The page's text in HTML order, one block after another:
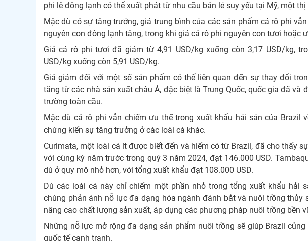
phi lê đông lạnh có thể xuất phát từ nhu cầu bán lẻ suy yếu tại Mỹ, một
Mặc dù có sự tăng trưởng, giá trung bình của các sản phẩm cá rô phi
nguyên con đông lạnh tăng, trong khi giá cá rô phi nguyên con tươi hoặc
Giá cá rô phi tươi đã giảm từ 4,91 USD/kg xuống còn 3,17 USD/kg,
USD/kg xuống còn 5,91 USD/kg.
Giá giảm đối với một số sản phẩm có thể liên quan đến sự thay đổi
tăng từ các nhà sản xuất châu Á, đặc biệt là Trung Quốc, quốc gia đã và
trường toàn cầu.
Mặc dù cá rô phi vẫn chiếm ưu thế trong xuất khẩu hải sản của Brazil
chứng kiến sự tăng trưởng ở các loài cá khác.
Curimata, một loài cá ít được biết đến và hiếm có từ Brazil, đã cho thấy
với cùng kỳ năm trước trong quý 3 năm 2024, đạt 146.000 USD.
dù ở quy mô nhỏ hơn, với tổng xuất khẩu đạt 108.000 USD.
Dù các loài cá này chỉ chiếm một phần nhỏ trong tổng xuất khẩu hải
chúng phản ánh nỗ lực đa dạng hóa ngành đánh bắt và nuôi trồng
nâng cao chất lượng sản xuất, áp dụng các phương pháp nuôi trồng bền
Những nỗ lực mở rộng đa dạng sản phẩm nuôi trồng sẽ giúp Brazil
quốc tế cạnh tranh.